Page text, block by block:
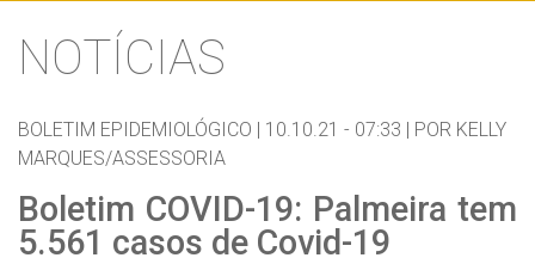
NOTÍCIAS
BOLETIM EPIDEMIOLÓGICO | 10.10.21 - 07:33 | POR KELLY
MARQUES/ASSESSORIA
Boletim COVID-19: Palmeira tem
5.561 casos de Covid-19